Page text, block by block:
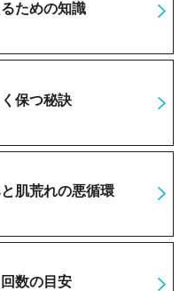
ための知識
保つ秘訣
肌荒れの悪循環
数の目安